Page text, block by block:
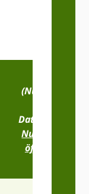
(Nur für
öffentlichen